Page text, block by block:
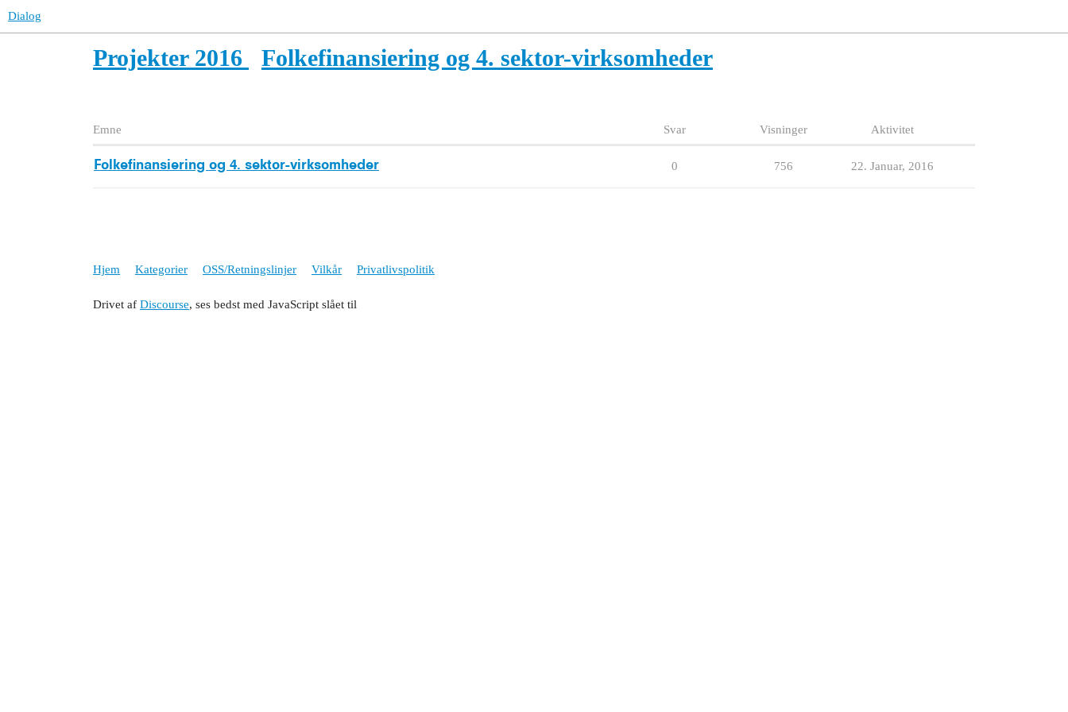
Dialog
Projekter 2016 Folkefinansiering og 4. sektor-virksomheder
Emne Svar Visninger Aktivitet
Folkefinansiering og 4. sektor-virksomheder 0 756 22. Januar, 2016
Hjem Kategorier OSS/Retningslinjer Vilkår Privatlivspolitik
Drivet af Discourse, ses bedst med JavaScript slået til